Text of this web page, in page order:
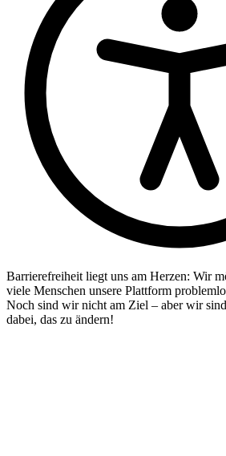
Barrierefreiheit liegt uns am Herzen: Wir
viele Menschen unsere Plattform
Noch sind wir nicht am Ziel – aber wir
dabei, das zu ändern!